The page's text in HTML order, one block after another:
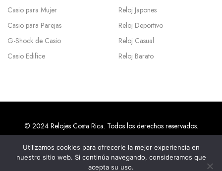
Casio para Mujer
Casio para Parejas
G-Shock de Casio
Casio Edifice
Reloj Japones
Reloj Deportivo
Reloj Casual
Reloj Barato
© 2024 Relojes Costa Rica. Todos los derechos reservados.
Agencias SEO en Costa Rica
Utilizamos cookies para ofrecerle la mejor experiencia en
nuestro sitio web. Si continúa navegando, consideramos que
acepta su uso.